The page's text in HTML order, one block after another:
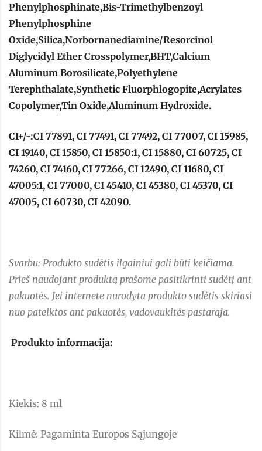
Phenylphosphinate,Bis-Trimethylbenzoyl
Phenylphosphine
Oxide,Silica,Norbornanediamine/Resorcinol
Diglycidyl Ether Crosspolymer,BHT,Calcium
Aluminum Borosilicate,Polyethylene
Terephthalate,Synthetic Fluorphlogopite,Acrylates
Copolymer,Tin Oxide,Aluminum Hydroxide.
CI+/-:CI 77891, CI 77491, CI 77492, CI 77007, CI 15985,
CI 19140, CI 15850, CI 15850:1, CI 15880, CI 60725, CI
74260, CI 74160, CI 77266, CI 12490, CI 11680, CI
47005:1, CI 77000, CI 45410, CI 45380, CI 45370, CI
47005, CI 60730, CI 42090.
Svarbu: Produkto sudėtis ilgainiui gali būti keičiama.
Prieš naudojant produktą prašome pasitikrinti sudėtį ant
pakuotės. Jei internete nurodyta produkto sudėtis skiriasi
nuo pateiktos ant pakuotės, vadovaukitės pastarąja.
Produkto informacija:
Kiekis: 8 ml
Kilmė: Pagaminta Europos Sąjungoje